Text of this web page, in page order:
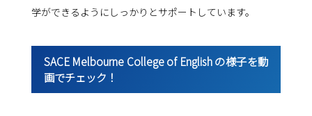
学ができるようにしっかりとサポートしています。
SACE Melbourne College of English の様子を動
画でチェック！